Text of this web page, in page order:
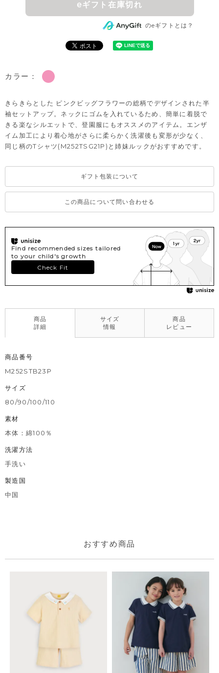
eギフト在庫切れ
のeギフトとは？
カラー：
きらきらとした ピンクビッグフラワーの総柄でデザインされた半
袖セットアップ。ネックにゴムを入れているため、簡単に着脱で
きる楽なシルエットで、登園服にもオススメのアイテム。エンザ
イム加工により着心地がさらに柔らかく洗濯後も変形が少なく、
同じ柄のTシャツ(M252TSG21P)と姉妹ルックがおすすめです。
ギフト包装について
この商品について問い合わせる
Find recommended sizes tailored
to your child's growth
Check Fit
商品
詳細
サイズ
情報
商品
レビュー
商品番号
M252STB23P
サイズ
80/90/100/110
素材
本体：綿100％
洗濯方法
手洗い
製造国
中国
おすすめ商品